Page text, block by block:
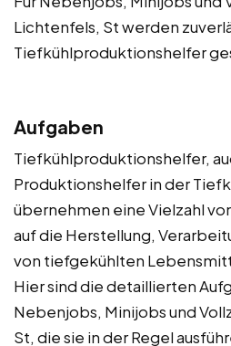
Lichtenfels, St werden
Tiefkühlproduktionshelfer
Aufgaben
Tiefkühlproduktionshelfer,
Produktionshelfer in der
übernehmen eine Vielzahl
auf die Herstellung,
von tiefgekühlten
Hier sind die detaillierten
Nebenjobs, Minijobs und
St, die sie in der Regel